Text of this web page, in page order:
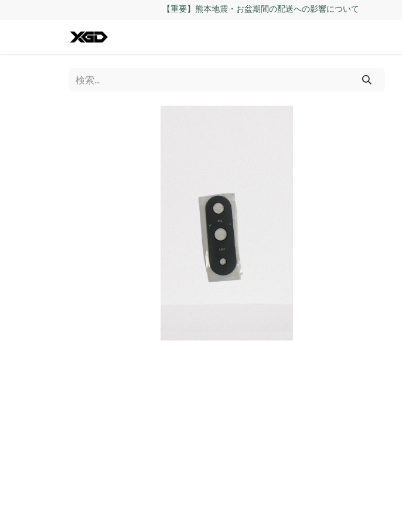
【重要】熊本地震・お盆期間の配送への影響について